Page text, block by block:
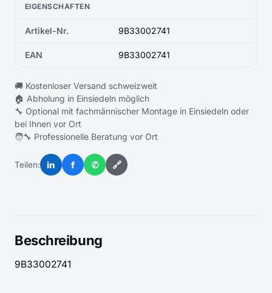
EIGENSCHAFTEN
Artikel-Nr. 9B33002741
EAN 9B33002741
🚚 Kostenloser Versand schweizweit
🏠 Abholung in Einsiedeln möglich
🔧 Optional mit fachmännischer Montage in Einsiedeln oder
bei Ihnen vor Ort
🧑‍🔧 Professionelle Beratung vor Ort
Teilen: in f ✆ 🔗
Beschreibung
9B33002741